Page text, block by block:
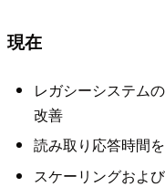
現在
レガシーシステム
改善
読み取り応答時間
スケーリングおよ